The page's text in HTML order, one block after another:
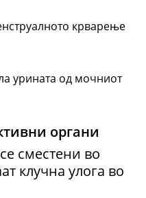
крварење
урината од мочниот
органи
сместени во
клучна улога во